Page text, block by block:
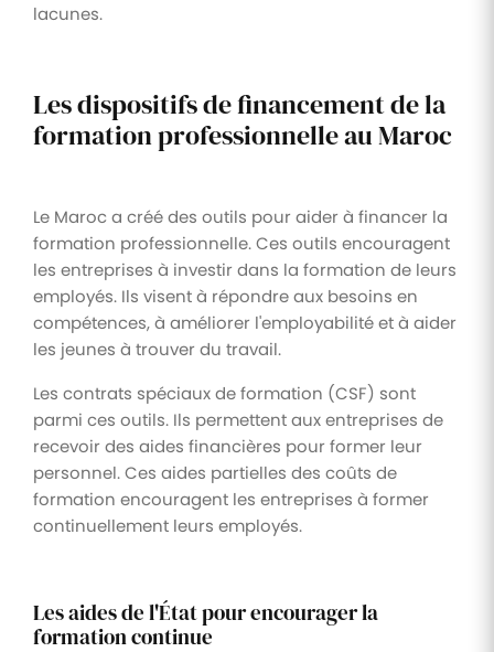
lacunes.
Les dispositifs de financement de la
formation professionnelle au Maroc
Le Maroc a créé des outils pour aider à financer la
formation professionnelle. Ces outils encouragent
les entreprises à investir dans la formation de leurs
employés. Ils visent à répondre aux besoins en
compétences, à améliorer l'employabilité et à aider
les jeunes à trouver du travail.
Les contrats spéciaux de formation (CSF) sont
parmi ces outils. Ils permettent aux entreprises de
recevoir des aides financières pour former leur
personnel. Ces aides partielles des coûts de
formation encouragent les entreprises à former
continuellement leurs employés.
Les aides de l'État pour encourager la
formation continue